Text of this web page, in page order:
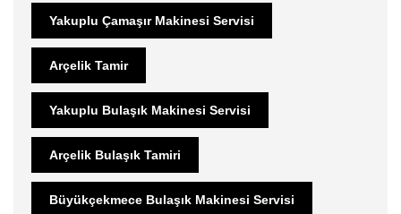
Yakuplu Çamaşır Makinesi Servisi
Arçelik Tamir
Yakuplu Bulaşık Makinesi Servisi
Arçelik Bulaşık Tamiri
Büyükçekmece Bulaşık Makinesi Servisi